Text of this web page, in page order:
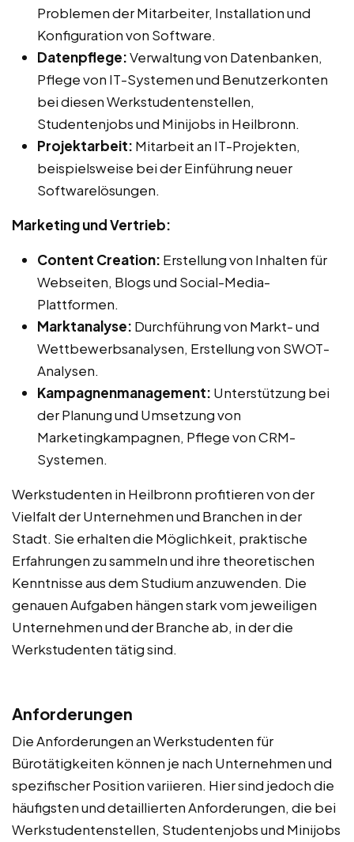
Problemen der Mitarbeiter, Installation und
Konfiguration von Software.
Datenpflege:Verwaltung von Datenbanken,
Pflege von IT-Systemen und Benutzerkonten
bei diesen Werkstudentenstellen,
Studentenjobs und Minijobs in Heilbronn.
Projektarbeit: Mitarbeit an IT-Projekten,
beispielsweise bei der Einführung neuer
Softwarelösungen.
Marketing und Vertrieb:
Content Creation: Erstellung von Inhalten für
Webseiten, Blogs und Social-Media-
Plattformen.
Marktanalyse: Durchführung von Markt- und
Wettbewerbsanalysen, Erstellung von SWOT-
Analysen.
Kampagnenmanagement: Unterstützung bei
der Planung und Umsetzung von
Marketingkampagnen, Pflege von CRM-
Systemen.
Werkstudenten in Heilbronn profitieren von der
Vielfalt der Unternehmen und Branchen in der
Stadt. Sie erhalten die Möglichkeit, praktische
Erfahrungen zu sammeln und ihre theoretischen
Kenntnisse aus dem Studium anzuwenden. Die
genauen Aufgaben hängen stark vom jeweiligen
Unternehmen und der Branche ab, in der die
Werkstudenten tätig sind.
Anforderungen
Die Anforderungen an Werkstudenten für
Bürotätigkeiten können je nach Unternehmen und
spezifischer Position variieren. Hier sind jedoch die
häufigsten und detaillierten Anforderungen, die bei
Werkstudentenstellen, Studentenjobs und Minijobs